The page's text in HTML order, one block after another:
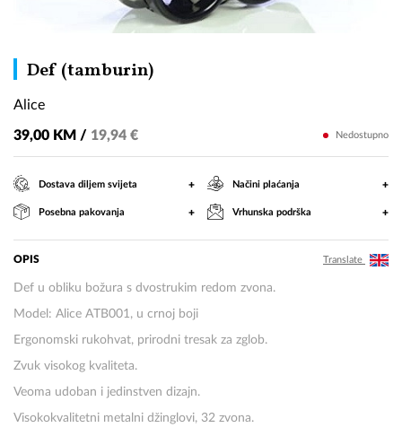
Def (tamburin)Alice
Alice
39,00 KM / 19,94 € Nedostupno
Dostava diljem svijeta + Načini plaćanja +
Posebna pakovanja + Vrhunska podrška +
OPIS Translate
Def u obliku božura s dvostrukim redom zvona.
Model: Alice ATB001, u crnoj boji
Ergonomski rukohvat, prirodni tresak za zglob.
Zvuk visokog kvaliteta.
Veoma udoban i jedinstven dizajn.
Visokokvalitetni metalni džinglovi, 32 zvona.